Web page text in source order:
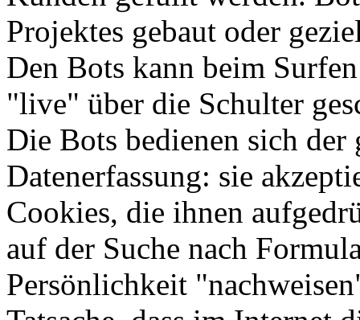
Projektes gebaut oder
Den Bots kann beim
"live" über die Schulter
Die Bots bedienen sich
Datenerfassung: sie
Cookies, die ihnen
auf der Suche nach
Persönlichkeit